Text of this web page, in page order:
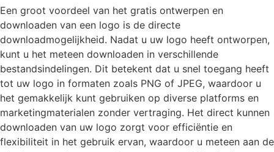
Een groot voordeel van het gratis ontwerpen en
downloaden van een logo is de directe
downloadmogelijkheid. Nadat u uw logo heeft ontworpen,
kunt u het meteen downloaden in verschillende
bestandsindelingen. Dit betekent dat u snel toegang heeft
tot uw logo in formaten zoals PNG of JPEG, waardoor u
het gemakkelijk kunt gebruiken op diverse platforms en
marketingmaterialen zonder vertraging. Het direct kunnen
downloaden van uw logo zorgt voor efficiëntie en
flexibiliteit in het gebruik ervan, waardoor u meteen aan de